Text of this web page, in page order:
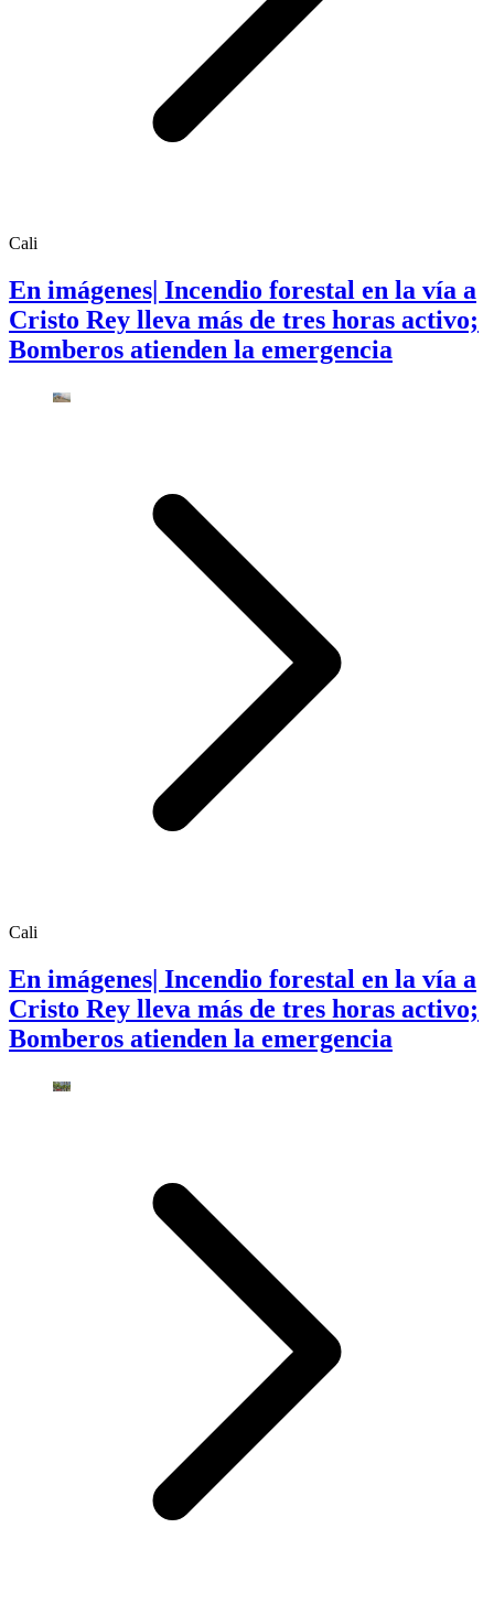
Cali
En imágenes| Incendio forestal en la vía a
Cristo Rey lleva más de tres horas activo;
Bomberos atienden la emergencia
Cali
En imágenes| Incendio forestal en la vía a
Cristo Rey lleva más de tres horas activo;
Bomberos atienden la emergencia